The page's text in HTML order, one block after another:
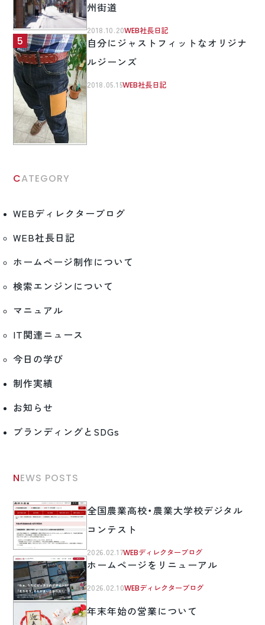
州街道
2018.10.20WEB社長日記
自分にジャストフィットなオリジナ
ルジーンズ
2018.05.15WEB社長日記
CATEGORY
WEBディレクターブログ
WEB社長日記
ホームページ制作について
検索エンジンについて
マニュアル
IT関連ニュース
今日の学び
制作実績
お知らせ
ブランディングとSDGs
NEWS POSTS
全国農業高校・農業大学校デジタル
コンテスト
2026.02.17WEBディレクターブログ
ホームページをリニューアル
2026.02.10WEBディレクターブログ
年末年始の営業について